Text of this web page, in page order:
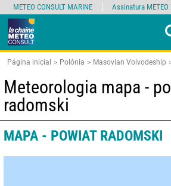
Página inicial Polónia Masovian Voivodeship
Meteorologia mapa -
radomski
MAPA - POWIAT RADOMSKI
METEO CONSULT MARINE Assinatura METEO